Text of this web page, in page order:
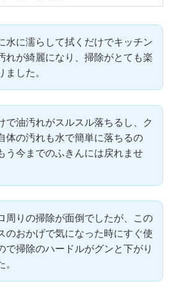
水に濡らして拭くだけでキッチン
れが綺麗になり、掃除がとても楽
ました。
で油汚れがスルスル落ちるし、ク
体の汚れも水で簡単に落ちるの
う今までのふきんには戻れませ
周りの掃除が面倒でしたが、この
のおかげで気になった時にすぐ使
で掃除のハードルがグンと下がり
。